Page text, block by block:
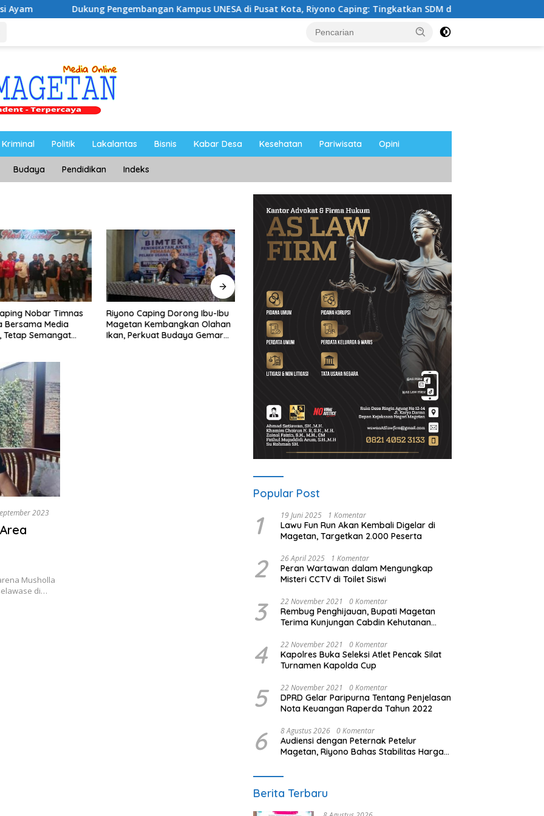
Pengembangan Kampus UNESA di Pusat Kota, Riyono Caping: Tingkatkan SDM dan Gerakkan Ekonomi Magetan
Politik Lakalantas Bisnis Kabar Desa Kesehatan Pariwisata Opini
Budaya Pendidikan Indeks
Dorong Ibu-Ibu
Olahan
Budaya Gemar
Ahmad Setiawan Kenang M.
Sholeh: Pejuang Keadilan “No
Viral No Justice” Telah
Lewat Program Desa BRILiaN,
BRI Magetan Dorong Desa
Wates Berprestasi
Noorbiyanto, S.H Nahkodai BPC
Peradin Magetan Periode
2026–2028, Siap Perkuat
Pendampingan Hukum
2023
Musholla
di…
Popular Post
1 19 Juni 2025 1 Komentar
Lawu Fun Run Akan Kembali Digelar di
Magetan, Targetkan 2.000 Peserta
2 26 April 2025 1 Komentar
Peran Wartawan dalam Mengungkap
Misteri CCTV di Toilet Siswi
3 22 November 2021 0 Komentar
Rembug Penghijauan, Bupati Magetan
Terima Kunjungan Cabdin Kehutanan
4 22 November 2021 0 Komentar
Kapolres Buka Seleksi Atlet Pencak Silat
Turnamen Kapolda Cup
5 22 November 2021 0 Komentar
DPRD Gelar Paripurna Tentang Penjelasan
Nota Keuangan Raperda Tahun 2022
6 8 Agustus 2026 0 Komentar
Audiensi dengan Peternak Petelur
Magetan, Riyono Bahas Stabilitas Harga
Berita Terbaru